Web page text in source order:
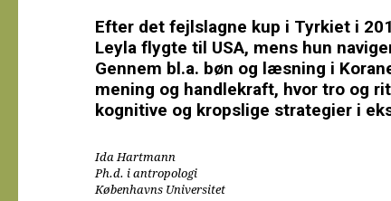
Efter det fejlslagne kup i Tyrkiet i
Leyla flygte til USA, mens hun
Gennem bl.a. bøn og læsning i
mening og handlekraft, hvor tro og
kognitive og kropslige strategier i
Ida Hartmann
Ph.d. i antropologi
Københavns Universitet